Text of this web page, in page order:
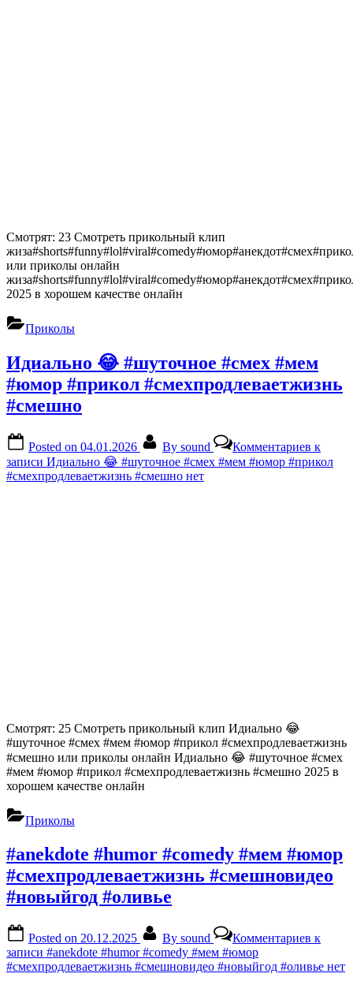
Смотрят: 23 Смотреть прикольный клип
или приколы онлайн
2025 в хорошем качестве онлайн
Приколы
Идиально 😂 #шуточное #смех #мем
#юмор #прикол #смехпродлеваетжизнь
#смешно
Posted on 04.01.2026 By sound Комментариев к
записи Идиально 😂 #шуточное #смех #мем #юмор #прикол
#смехпродлеваетжизнь #смешно нет
Смотрят: 25 Смотреть прикольный клип Идиально 😂
#шуточное #смех #мем #юмор #прикол #смехпродлеваетжизнь
#смешно или приколы онлайн Идиально 😂 #шуточное #смех
#мем #юмор #прикол #смехпродлеваетжизнь #смешно 2025 в
хорошем качестве онлайн
Приколы
#anekdote #humor #comedy #мем #юмор
#смехпродлеваетжизнь #смешновидео
#новыйгод #оливье
Posted on 20.12.2025 By sound Комментариев к
записи #anekdote #humor #comedy #мем #юмор
#смехпродлеваетжизнь #смешновидео #новыйгод #оливье нет